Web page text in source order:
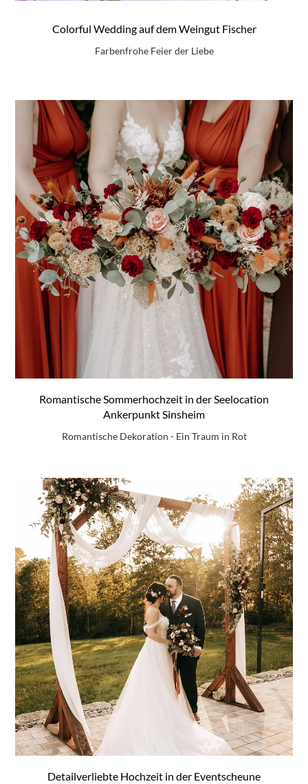
Colorful Wedding auf dem Weingut Fischer
Farbenfrohe Feier der Liebe
Romantische Sommerhochzeit in der Seelocation
Ankerpunkt Sinsheim
Romantische Dekoration - Ein Traum in Rot
Detailverliebte Hochzeit in der Eventscheune